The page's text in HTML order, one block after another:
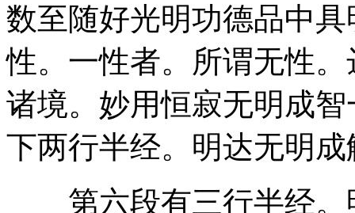
数至随好光明功德品中
性。一性者。所谓无性
诸境。妙用恒寂无明成
下两行半经。明达无明
第六段有三行半经。